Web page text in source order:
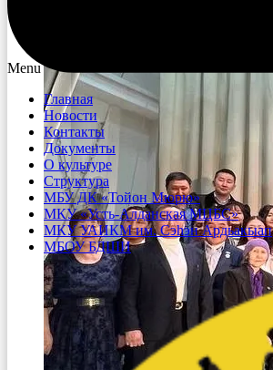
Menu
Главная
Новости
Контакты
Документы
О культуре
Структура
МБУ ДК «Тойон Мюрю»
МКУ «Усть-Алданская МЦБС»
МКУ УАИКМ им. Сэһэн Ардьакыап
МБОУ БДШИ